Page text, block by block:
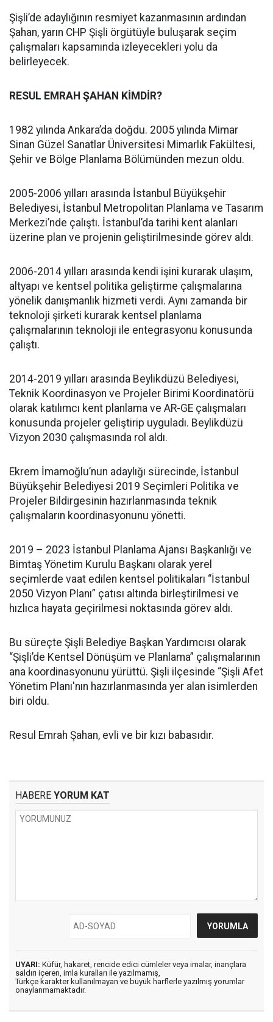
Şişli’de adaylığının resmiyet kazanmasının ardından
Şahan, yarın CHP Şişli örgütüyle buluşarak seçim
çalışmaları kapsamında izleyecekleri yolu da
belirleyecek.
RESUL EMRAH ŞAHAN KİMDİR?
1982 yılında Ankara’da doğdu. 2005 yılında Mimar
Sinan Güzel Sanatlar Üniversitesi Mimarlık Fakültesi,
Şehir ve Bölge Planlama Bölümünden mezun oldu.
2005-2006 yılları arasında İstanbul Büyükşehir
Belediyesi, İstanbul Metropolitan Planlama ve Tasarım
Merkezi’nde çalıştı. İstanbul’da tarihi kent alanları
üzerine plan ve projenin geliştirilmesinde görev aldı.
2006-2014 yılları arasında kendi işini kurarak ulaşım,
altyapı ve kentsel politika geliştirme çalışmalarına
yönelik danışmanlık hizmeti verdi. Aynı zamanda bir
teknoloji şirketi kurarak kentsel planlama
çalışmalarının teknoloji ile entegrasyonu konusunda
çalıştı.
2014-2019 yılları arasında Beylikdüzü Belediyesi,
Teknik Koordinasyon ve Projeler Birimi Koordinatörü
olarak katılımcı kent planlama ve AR-GE çalışmaları
konusunda projeler geliştirip uyguladı. Beylikdüzü
Vizyon 2030 çalışmasında rol aldı.
Ekrem İmamoğlu’nun adaylığı sürecinde, İstanbul
Büyükşehir Belediyesi 2019 Seçimleri Politika ve
Projeler Bildirgesinin hazırlanmasında teknik
çalışmaların koordinasyonunu yönetti.
2019 – 2023 İstanbul Planlama Ajansı Başkanlığı ve
Bimtaş Yönetim Kurulu Başkanı olarak yerel
seçimlerde vaat edilen kentsel politikaları “İstanbul
2050 Vizyon Planı” çatısı altında birleştirilmesi ve
hızlıca hayata geçirilmesi noktasında görev aldı.
Bu süreçte Şişli Belediye Başkan Yardımcısı olarak
“Şişli’de Kentsel Dönüşüm ve Planlama” çalışmalarının
ana koordinasyonunu yürüttü. Şişli ilçesinde “Şişli Afet
Yönetim Planı'nın hazırlanmasında yer alan isimlerden
biri oldu.
Resul Emrah Şahan, evli ve bir kızı babasıdır.
HABERE YORUM KAT
UYARI: Küfür, hakaret, rencide edici cümleler veya imalar, inançlara
saldırı içeren, imla kuralları ile yazılmamış,
Türkçe karakter kullanılmayan ve büyük harflerle yazılmış yorumlar
onaylanmamaktadır.